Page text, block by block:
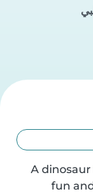
A dinosaur
fun